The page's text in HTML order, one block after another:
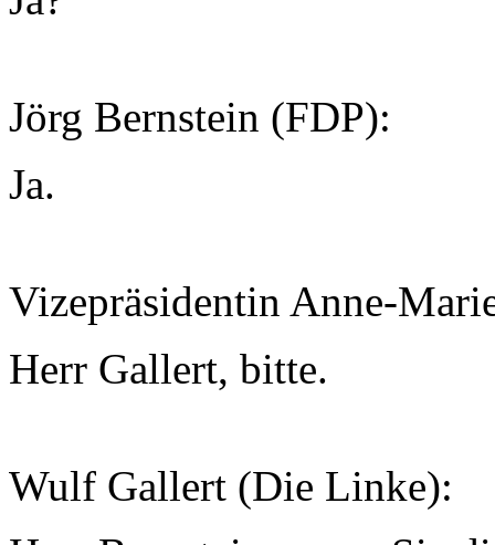
Jörg Bernstein (FDP):
Ja.
Vizepräsidentin Anne-
Herr Gallert, bitte.
Wulf Gallert (Die Linke):